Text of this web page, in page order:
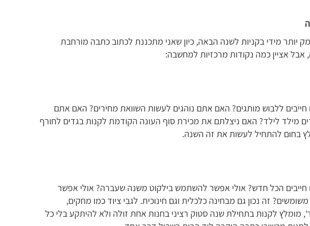
יותר מידי בקניות לשנה הבאה, כיון שאני מתכננת לכתוב כתבה מורחבת
אציין כמה נקודות מרכזיות למחשבה:
ללבוש מותגים? האם אתם נוהגים לעשות השוואת מחירים? האם אתם
מילד לילד? האם ניצלתם את מכירת סוף העונה הקודמת לקנות בגדים לחורף
בחום להתחיל לעשות את זה השנה.
הכל חדש? אולי אפשר להשתמש בילקוט משנה שעברה? אולי אפשר
זה נכון גם מבחינה כלכלית וגם חינוכית. לגבי ציוד כמו מחקים,
מומלץ לקנות בתחילת שנה סטוק רציני בחנות אחת זולה ולא להיתקע בלי כל